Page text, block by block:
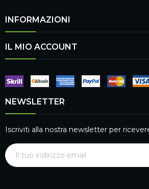
INFORMAZIONI
IL MIO ACCOUNT
NEWSLETTER
Iscriviti alla nostra newsletter per